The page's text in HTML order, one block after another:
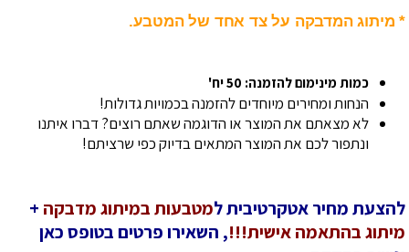
* מיתוג המדבקה על צד אחד של המטבע.
כמות מינימום להזמנה: 50 יח'
הנחות ומחירים מיוחדים להזמנה בכמויות גדולות!
לא מצאתם את המוצר או הדוגמה שאתם רוצים? דברו איתנו
ונתפור לכם את המוצר המתאים בדיוק כפי שרציתם!
להצעת מחיר אטקרטיבית למטבעות במיתוג מדבקה +
מיתוג בהתאמה אישית!!!, השאירו פרטים בטופס כאן